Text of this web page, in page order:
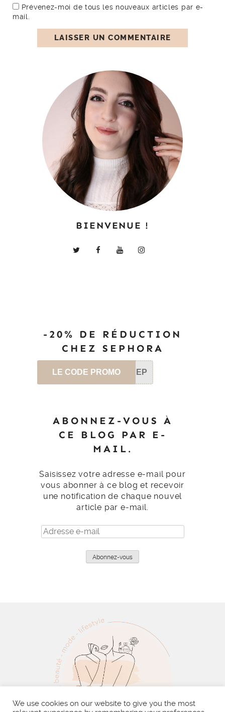
Prévenez-moi de tous les nouveaux articles par e-
mail.
BIENVENUE !
-20% DE RÉDUCTION
CHEZ SEPHORA
LE CODE PROMO SEP
ABONNEZ-VOUS À
CE BLOG PAR E-
MAIL.
Saisissez votre adresse e-mail pour
vous abonner à ce blog et recevoir
une notification de chaque nouvel
article par e-mail.
Adresse
e-
Abonnez-vous
We use cookies on our website to give you the most